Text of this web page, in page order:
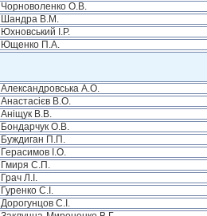
Чорноволенко О.В.
Шандра В.М.
Юхновський І.Р.
Ющенко П.А.
Александровська А.О.
Анастасієв В.О.
Аніщук В.В.
Бондарчук О.В.
Буждиган П.П.
Герасимов І.О.
Гмиря С.П.
Грач Л.І.
Гуренко С.І.
Дорогунцов С.І.